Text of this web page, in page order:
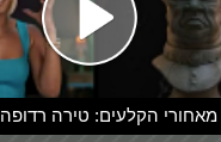
מאחורי הקלעים: טירה רדופה